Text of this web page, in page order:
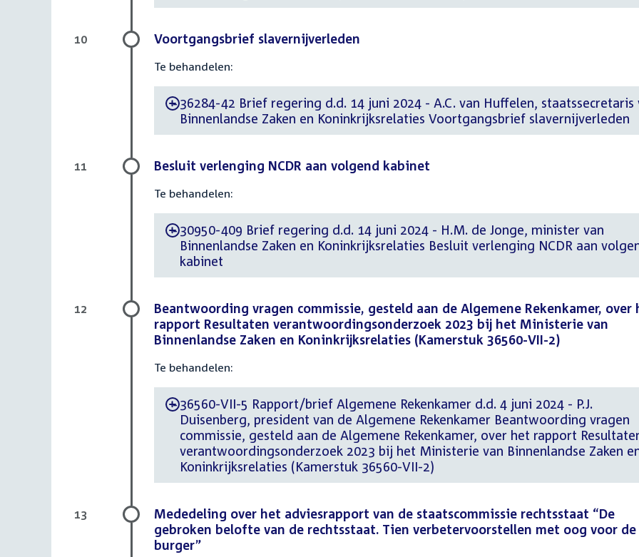
Voortgangsbrief slavernijverleden
Te behandelen:
-36284-42 Brief regering d.d. 14 juni 2024 - A.C. van Huffelen, staatssecretaris
Binnenlandse Zaken en Koninkrijksrelaties Voortgangsbrief slavernijverleden
10
Besluit verlenging NCDR aan volgend kabinet
Te behandelen:
-30950-409 Brief regering d.d. 14 juni 2024 - H.M. de Jonge, minister van
Binnenlandse Zaken en Koninkrijksrelaties Besluit verlenging NCDR aan
kabinet
11
Beantwoording vragen commissie, gesteld aan de Algemene Rekenkamer, over
rapport Resultaten verantwoordingsonderzoek 2023 bij het Ministerie van
Binnenlandse Zaken en Koninkrijksrelaties (Kamerstuk 36560-VII-2)
Te behandelen:
-36560-VII-5 Rapport/brief Algemene Rekenkamer d.d. 4 juni 2024 - P.J.
Duisenberg, president van de Algemene Rekenkamer Beantwoording vragen
commissie, gesteld aan de Algemene Rekenkamer, over het rapport
verantwoordingsonderzoek 2023 bij het Ministerie van Binnenlandse Zaken
Koninkrijksrelaties (Kamerstuk 36560-VII-2)
12
Mededeling over het adviesrapport van de staatscommissie rechtsstaat “De
gebroken belofte van de rechtsstaat. Tien verbetervoorstellen met oog voor de
burger”
13